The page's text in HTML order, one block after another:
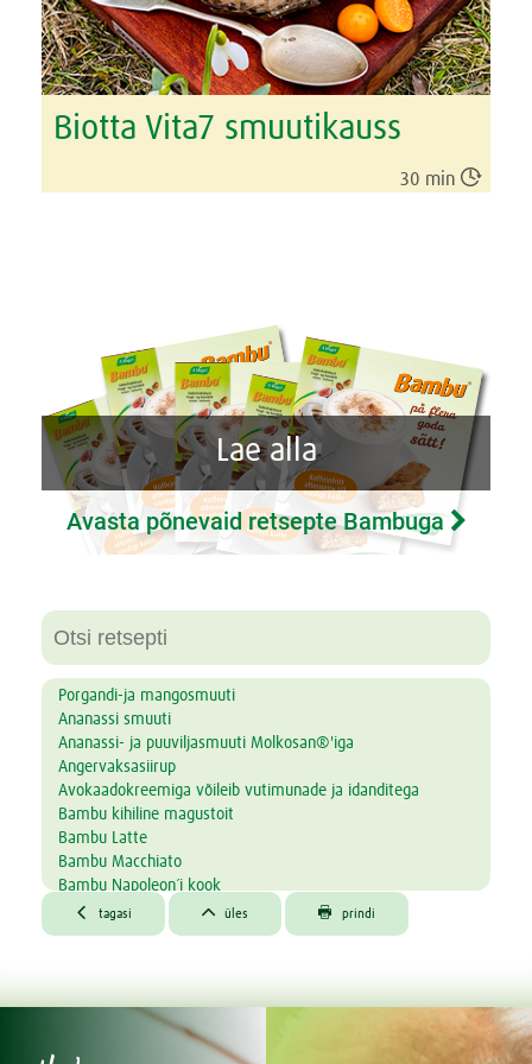
Biotta Vita7 smuutikauss
30 min 
Lae alla
Avasta põnevaid retsepte Bambuga
Porgandi-ja mangosmuuti
Ananassi smuuti
Ananassi- ja puuviljasmuuti Molkosan®'iga
Angervaksasiirup
Avokaadokreemiga võileib vutimunade ja idanditega
Bambu kihiline magustoit
Bambu Latte
Bambu Macchiato
Bambu Napoleon´i kook
Bambu pehme piparkook Bambu kohvijoogiga
Bambu vegan kook
Bambumisu ehk kofeiinivaba tiramisu Bambu kohviga
Banaani-Bambu Smoothie
Biotta Vita7 rohesmuuti
 tagasi  üles  prindi